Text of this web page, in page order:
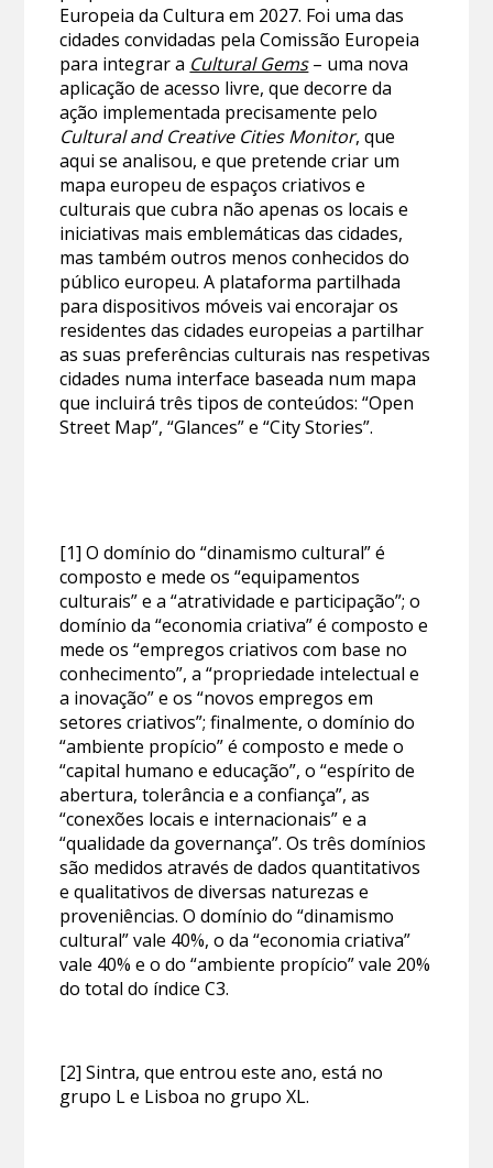
Europeia da Cultura em 2027. Foi uma das
cidades convidadas pela Comissão Europeia
para integrar a Cultural Gems– uma nova
aplicação de acesso livre, que decorre da
ação implementada precisamente pelo
Cultural and Creative Cities Monitor, que
aqui se analisou, e que pretende criar um
mapa europeu de espaços criativos e
culturais que cubra não apenas os locais e
iniciativas mais emblemáticas das cidades,
mas também outros menos conhecidos do
público europeu. A plataforma partilhada
para dispositivos móveis vai encorajar os
residentes das cidades europeias a partilhar
as suas preferências culturais nas respetivas
cidades numa interface baseada num mapa
que incluirá três tipos de conteúdos: “Open
Street Map”, “Glances” e “City Stories”.
[1] O domínio do “dinamismo cultural” é
composto e mede os “equipamentos
culturais” e a “atratividade e participação”; o
domínio da “economia criativa” é composto e
mede os “empregos criativos com base no
conhecimento”, a “propriedade intelectual e
a inovação” e os “novos empregos em
setores criativos”; finalmente, o domínio do
“ambiente propício” é composto e mede o
“capital humano e educação”, o “espírito de
abertura, tolerância e a confiança”, as
“conexões locais e internacionais” e a
“qualidade da governança”. Os três domínios
são medidos através de dados quantitativos
e qualitativos de diversas naturezas e
proveniências. O domínio do “dinamismo
cultural” vale 40%, o da “economia criativa”
vale 40% e o do “ambiente propício” vale 20%
do total do índice C3.
[2] Sintra, que entrou este ano, está no
grupo L e Lisboa no grupo XL.